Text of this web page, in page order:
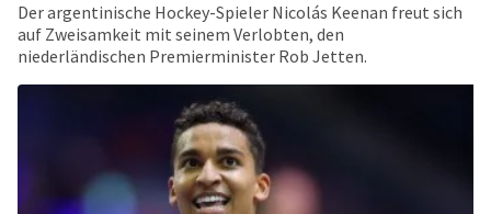
Der argentinische Hockey-Spieler Nicolás Keenan freut sich
auf Zweisamkeit mit seinem Verlobten, den
niederländischen Premierminister Rob Jetten.